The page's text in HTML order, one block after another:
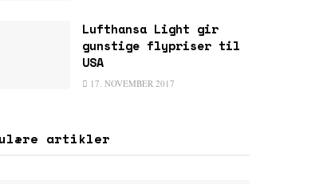
Lufthansa Light gir
gunstige flypriser til
USA
17. NOVEMBER 2017
artikler